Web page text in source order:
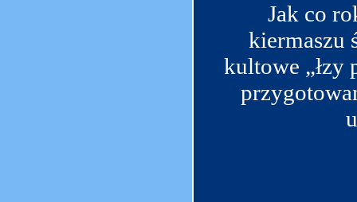
Jak co
kiermaszu
kultowe „łzy